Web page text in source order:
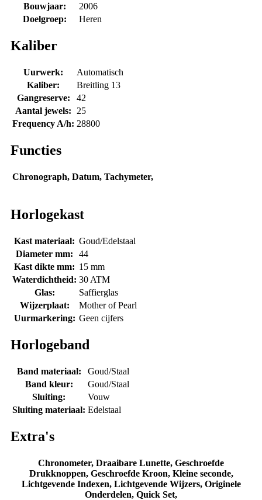
Bouwjaar:
2006
Doelgroep:
Heren
Kaliber
Uurwerk:
Automatisch
Kaliber:
Breitling 13
Gangreserve:
42
Aantal jewels:
25
Frequency A/h: 28800
Functies
Chronograph, Datum, Tachymeter,
Horlogekast
Kast materiaal: Goud/Edelstaal
Diameter mm:
44
Kast dikte mm: 15 mm
Waterdichtheid: 30 ATM
Glas:
Saffierglas
Wijzerplaat:
Mother of Pearl
Uurmarkering: Geen cijfers
Horlogeband
Band materiaal:
Goud/Staal
Band kleur:
Goud/Staal
Sluiting:
Vouw
Sluiting materiaal: Edelstaal
Extra's
Chronometer, Draaibare Lunette, Geschroefde
Drukknoppen, Geschroefde Kroon, Kleine seconde,
Lichtgevende Indexen, Lichtgevende Wijzers, Originele
Onderdelen, Quick Set,